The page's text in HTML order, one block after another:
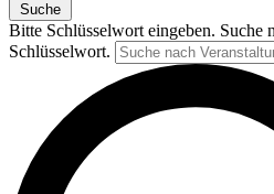
Suche
Bitte Schlüsselwort eingeben. Suche
Schlüsselwort.